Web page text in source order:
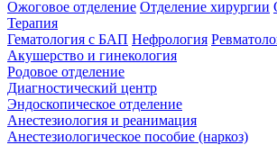
Ожоговое отделение Отделение хирургии
Терапия
Гематология с БАП Нефрология
Акушерство и гинекология
Родовое отделение
Диагностический центр
Эндоскопическое отделение
Анестезиология и реанимация
Анестезиологическое пособие (наркоз)